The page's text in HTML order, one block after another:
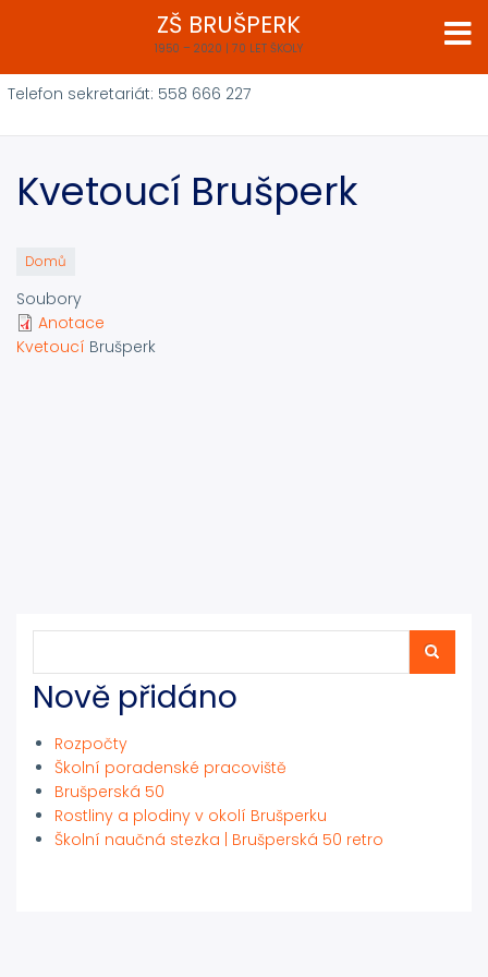
obsahu
ZŠ BRUŠPERK
1950 – 2020 | 70 LET ŠKOLY
Telefon sekretariát: 558 666 227
Kvetoucí Brušperk
Domů
Soubory
Anotace
Kvetoucí Brušperk
Nově přidáno
Rozpočty
Školní poradenské pracoviště
Brušperská 50
Rostliny a plodiny v okolí Brušperku
Školní naučná stezka | Brušperská 50 retro